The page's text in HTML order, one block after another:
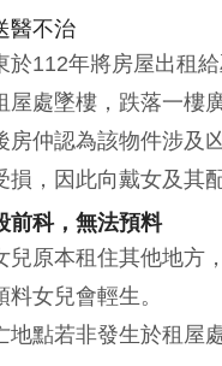
醫不治
於112年將房屋出租
處墜樓，跌落一樓
房仲認為該物件涉及
，因此向戴女及其
前科，無法預料
兒原本租住其他地方
女兒會輕生。
點若非發生於租屋